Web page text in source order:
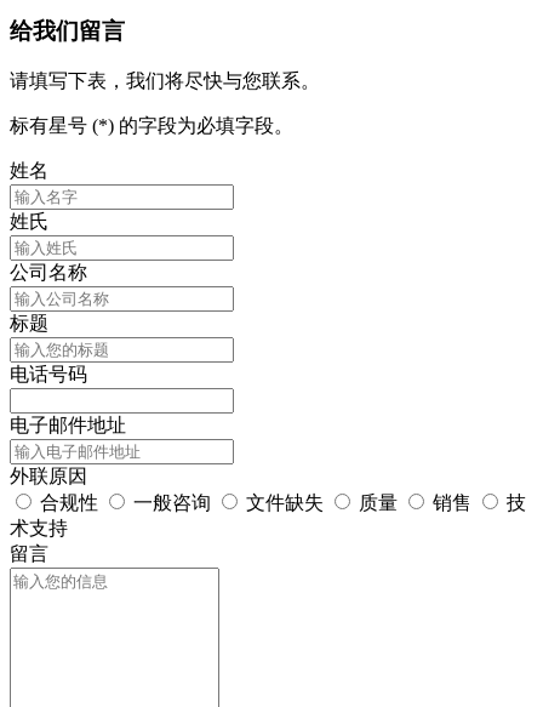
给我们留言
请填写下表，我们将尽快与您联系。
标有星号 (*) 的字段为必填字段。
姓名
姓氏
公司名称
标题
电话号码
电子邮件地址
外联原因
合规性
一般咨询 文件缺失 质量 销售
技
术支持
留言